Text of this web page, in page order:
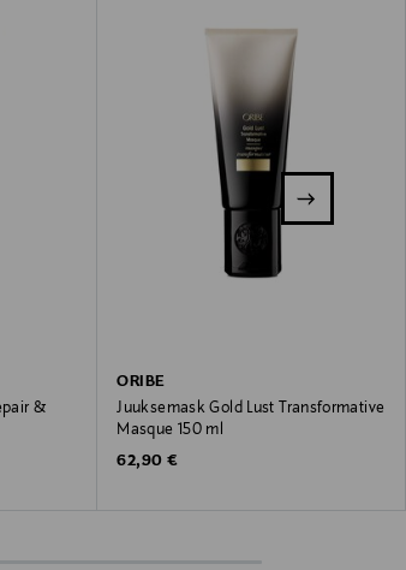
&
ORIBE
Juuksemask Gold Lust Transformative
Masque 150 ml
Original Price
62,90 €